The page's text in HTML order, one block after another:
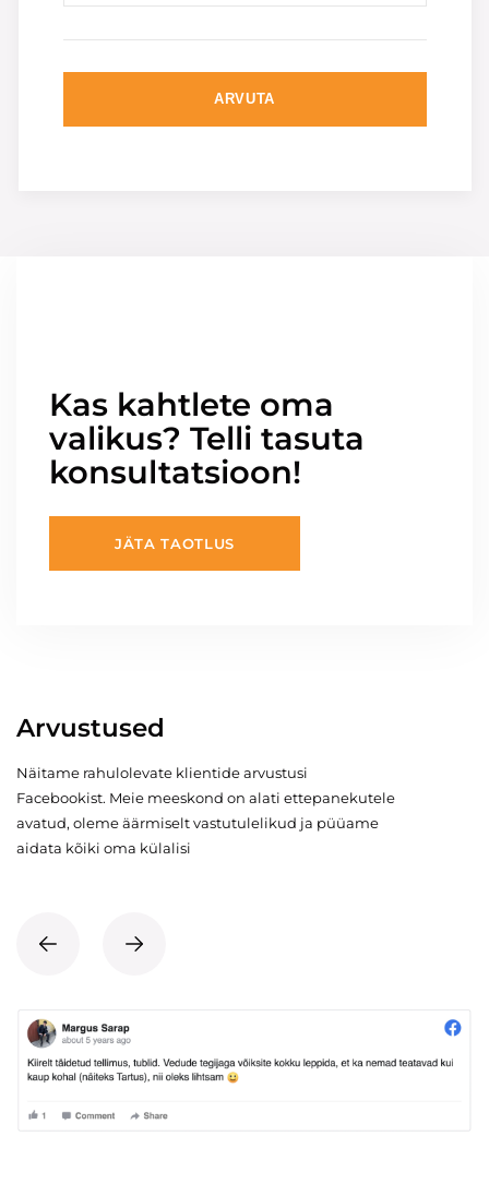
ARVUTA
Kas kahtlete oma
valikus? Telli tasuta
konsultatsioon!
JÄTA TAOTLUS
Arvustused
Näitame rahulolevate klientide arvustusi
Facebookist. Meie meeskond on alati ettepanekutele
avatud, oleme äärmiselt vastutulelikud ja püüame
aidata kõiki oma külalisi